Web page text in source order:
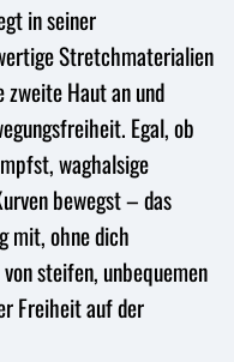
in seiner
Stretchmaterialien
zweite Haut an und
Egal, ob
waghalsige
bewegst – das
mit, ohne dich
steifen, unbequemen
Freiheit auf der